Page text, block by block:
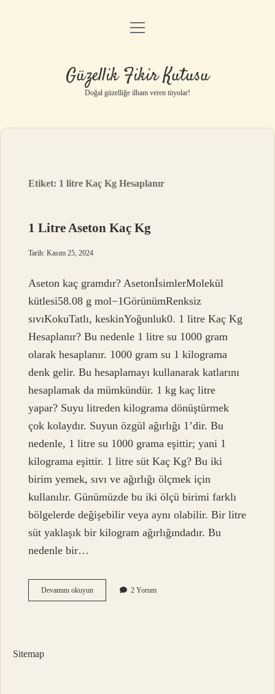
Anasayfa
Yasal Uyarı
menüyü
Güzellik Fikir Kutusu
Doğal güzelliğe ilham veren tüyolar!
Etiket: 1 litre Kaç Kg Hesaplanır
1 Litre Aseton Kaç Kg
Tarih: Kasım 25, 2024
Aseton kaç gramdır? AsetonİsimlerMolekül
kütlesi58.08 g mol−1GörünümRenksiz
sıvıKokuTatlı, keskinYoğunluk0. 1 litre Kaç Kg
Hesaplanır? Bu nedenle 1 litre su 1000 gram
olarak hesaplanır. 1000 gram su 1 kilograma
denk gelir. Bu hesaplamayı kullanarak katlarını
hesaplamak da mümkündür. 1 kg kaç litre
yapar? Suyu litreden kilograma dönüştürmek
çok kolaydır. Suyun özgül ağırlığı 1’dir. Bu
nedenle, 1 litre su 1000 grama eşittir; yani 1
kilograma eşittir. 1 litre süt Kaç Kg? Bu iki
birim yemek, sıvı ve ağırlığı ölçmek için
kullanılır. Günümüzde bu iki ölçü birimi farklı
bölgelerde değişebilir veya aynı olabilir. Bir litre
süt yaklaşık bir kilogram ağırlığındadır. Bu
nedenle bir…
Devamını okuyun1
Litre
2 Yorum
Sitemap